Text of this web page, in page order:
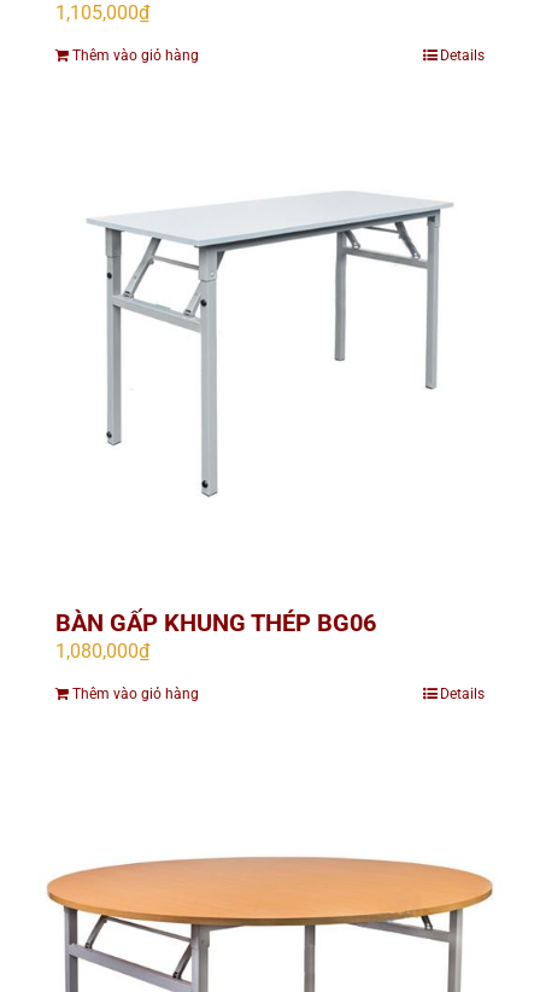
1,105,000₫
Thêm vào giỏ hàng Details
BÀN GẤP KHUNG THÉP BG06
1,080,000₫
Thêm vào giỏ hàng Details